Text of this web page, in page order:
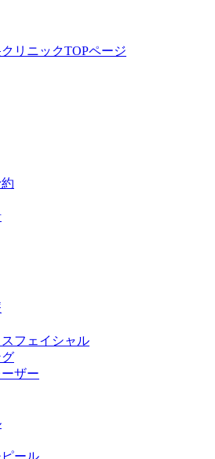
リニックTOPページ
フェイシャル
ザー
ピール